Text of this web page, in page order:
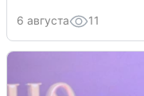
6 августа 11